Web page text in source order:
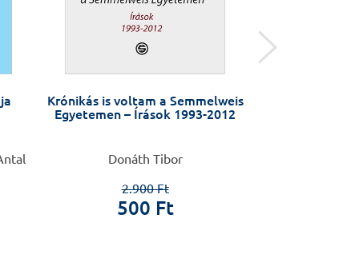
Krónikás is voltam a Semmelweis
Egyetemen – Írások 1993-2012
Donáth Tibor
2.900 Ft
500 Ft